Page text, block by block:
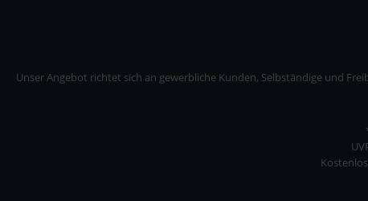
Unser Angebot richtet sich an gewerbliche Kunden, Selbständige und